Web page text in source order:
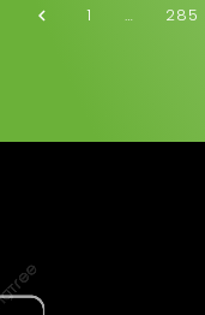
navigate_before 1 … 285